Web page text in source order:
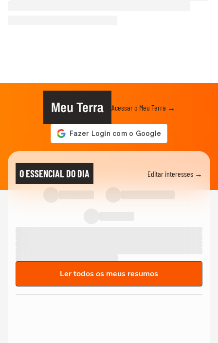
Meu Terra Acessar o Meu Terra →
O ESSENCIAL DO DIA Editar interesses →
Ler todos os meus resumos